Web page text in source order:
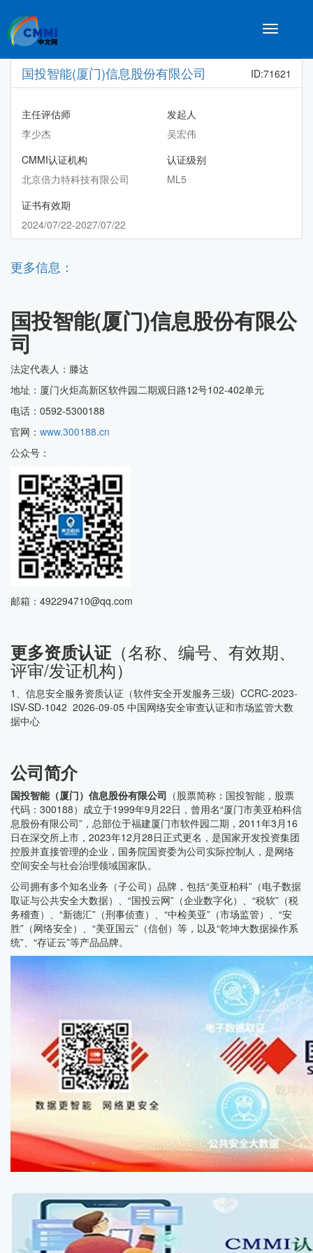
Toggle
国投智能(厦门)信息股份有限公司 ID:71621
主任评估师
李少杰
发起人
吴宏伟
CMMI认证机构
北京倍力特科技有限公司
认证级别
ML5
证书有效期
2024/07/22-2027/07/22
更多信息：
国投智能(厦门)信息股份有限公
司
法定代表人：滕达
地址：厦门火炬高新区软件园二期观日路12号102-402单元
电话：0592-5300188
官网： www.300188.cn
公众号：
邮箱：492294710@qq.com
更多资质认证（名称、编号、有效期、
评审/发证机构）
1、信息安全服务资质认证（软件安全开发服务三级) CCRC-2023-
ISV-SD-1042 2026-09-05 中国网络安全审查认证和市场监管大数
据中心
公司简介
国投智能（厦门）信息股份有限公司 （股票简称：国投智能，股票
代码：300188）成立于1999年9月22日，曾用名“厦门市美亚柏科信
息股份有限公司”，总部位于福建厦门市软件园二期，2011年3月16
日在深交所上市，2023年12月28日正式更名，是国家开发投资集团
控股并直接管理的企业，国务院国资委为公司实际控制人，是网络
空间安全与社会治理领域国家队。
公司拥有多个知名业务（子公司）品牌，包括“美亚柏科”（电子数据
取证与公共安全大数据）、“国投云网”（企业数字化）、“税软”（税
务稽查）、“新德汇”（刑事侦查）、“中检美亚”（市场监管）、“安
胜”（网络安全）、“美亚国云”（信创）等，以及“乾坤大数据操作系
统”、“存证云”等产品品牌。